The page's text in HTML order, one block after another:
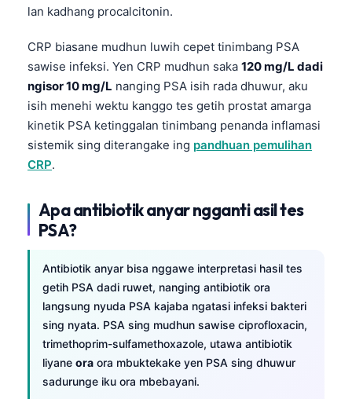
lan kadhang procalcitonin.
CRP biasane mudhun luwih cepet tinimbang PSA
sawise infeksi. Yen CRP mudhun saka 120 mg/L dadi
ngisor 10 mg/L nanging PSA isih rada dhuwur, aku
isih menehi wektu kanggo tes getih prostat amarga
kinetik PSA ketinggalan tinimbang penanda inflamasi
sistemik sing diterangake ing pandhuan pemulihan
CRP.
Apa antibiotik anyar ngganti asil tes
PSA?
Antibiotik anyar bisa nggawe interpretasi hasil tes
getih PSA dadi ruwet, nanging antibiotik ora
langsung nyuda PSA kajaba ngatasi infeksi bakteri
sing nyata. PSA sing mudhun sawise ciprofloxacin,
trimethoprim-sulfamethoxazole, utawa antibiotik
liyane ora ora mbuktekake yen PSA sing dhuwur
sadurunge iku ora mbebayani.